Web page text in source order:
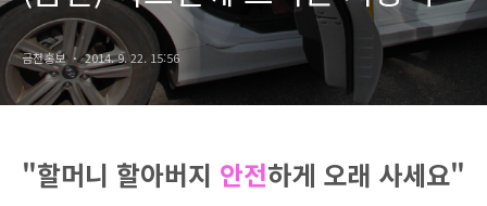
금천홍보 2014. 9. 22. 15:56
"할머니 할아버지 안전하게 오래 사세요"